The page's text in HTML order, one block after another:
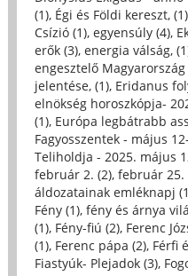
(1), Égi és Földi kereszt, (1)
Csízió (1), egyensúly (4),
erők (3), energia válság,
engesztelő Magyarország
jelentése, (1), Eridanus
elnökség horoszkópja-
(1), Európa legbátrabb
Fagyosszentek - május
Teliholdja - 2025. május
február 2. (2), február 25.
áldozatainak emléknapj
Fény (1), fény és árnya
(1), Fény-fiú (2), Ferenc
(1), Ferenc pápa (2), Férfi
Fiastyúk- Plejadok (3),